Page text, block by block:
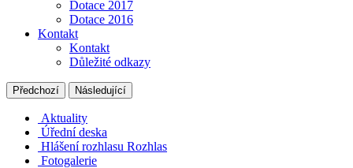
Dotace 2017
Dotace 2016
Kontakt
Kontakt
Důležité odkazy
Předchozí Následující
Aktuality
Úřední deska
Hlášení rozhlasu Rozhlas
Fotogalerie